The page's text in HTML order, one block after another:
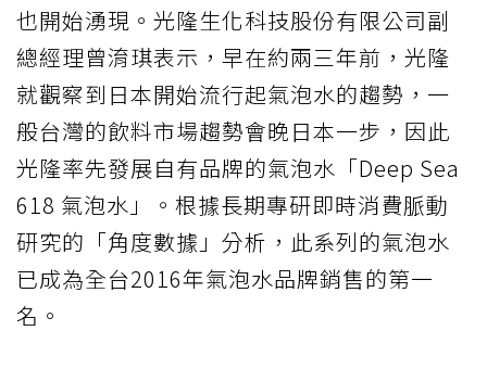
也開始湧現。光隆生化科技股份有限公司副
總經理曾淯琪表示，早在約兩三年前，光隆
就觀察到日本開始流行起氣泡水的趨勢，一
般台灣的飲料市場趨勢會晚日本一步，因此
光隆率先發展自有品牌的氣泡水「Deep Sea
618 氣泡水」。根據長期專研即時消費脈動
研究的「角度數據」分析，此系列的氣泡水
已成為全台2016年氣泡水品牌銷售的第一
名。